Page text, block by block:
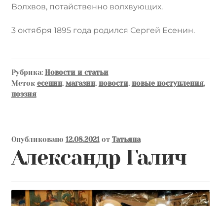
Волхвов, потайственно волхвующих.
3 октября 1895 года родился Сергей Есенин.
Рубрика: Новости и статьи
Меток есенин, магазин, новости, новые поступления,
поэзия
Опубликовано 12.08.2021 от Татьяна
Александр Галич